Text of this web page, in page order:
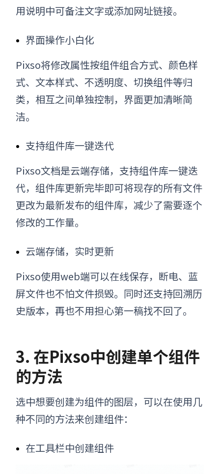
用说明中可备注文字或添加网址链接。
界面操作小白化
Pixso将修改属性按组件组合方式、颜色样
式、文本样式、不透明度、切换组件等归
类，相互之间单独控制，界面更加清晰简
洁。
支持组件库一键迭代
Pixso文档是云端存储，支持组件库一键迭
代，组件库更新完毕即可将现存的所有文件
更改为最新发布的组件库，减少了需要逐个
修改的工作量。
云端存储，实时更新
Pixso使用web端可以在线保存，断电、蓝
屏文件也不怕文件损毁。同时还支持回溯历
史版本，再也不用担心第一稿找不回了。
3. 在Pixso中创建单个组件
的方法
选中想要创建为组件的图层， 可以在使用几
种不同的方法来创建组件：
在工具栏中创建组件